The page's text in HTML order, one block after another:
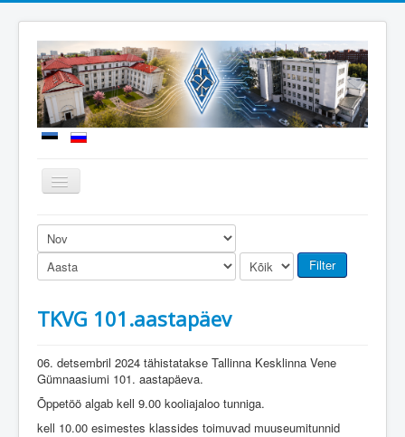
Näita/Peida
menüüd
Uudised
Meie kool
Õppetöö
Dokumendid
Üldinfo
Filter
TKVG 101.aastapäev
06. detsembril 2024 tähistatakse Tallinna Kesklinna Vene
Gümnaasiumi 101. aastapäeva.
Õppetöö algab kell 9.00 kooliajaloo tunniga.
kell 10.00 esimestes klassides toimuvad muuseumitunnid